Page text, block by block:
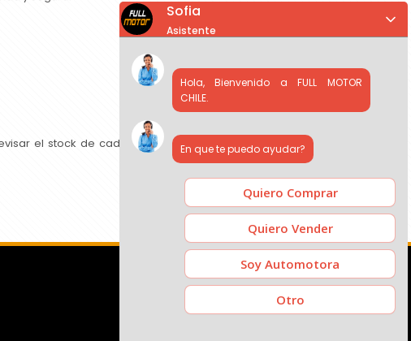
el stock de cada concesionario, comparar precios y contactar
Sofia
Asistente
Hola, Bienvenido a FULL MOTOR
CHILE.
En que te puedo ayudar?
Quiero Comprar
Quiero Vender
Soy Automotora
Otro